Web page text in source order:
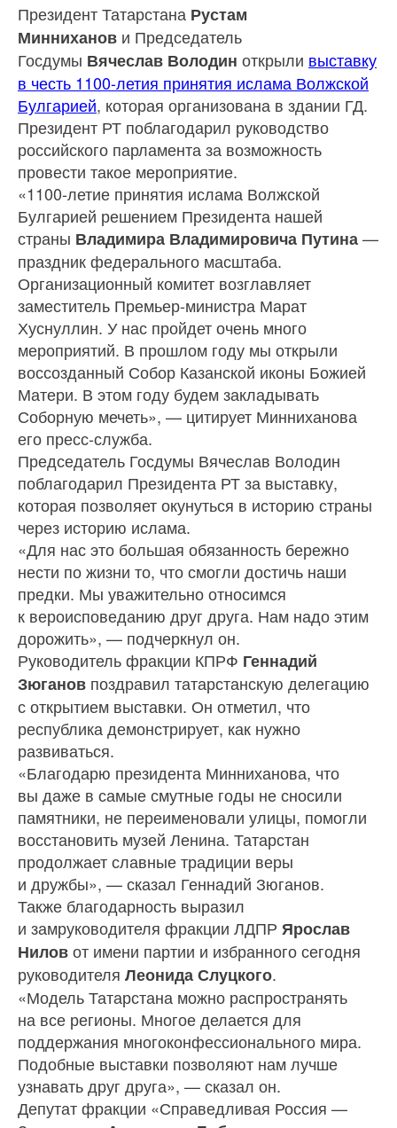
Президент Татарстана Рустам
Минниханов и Председатель
Госдумы Вячеслав Володин открыли выставку
в честь 1100-летия принятия ислама Волжской
Булгарией, которая организована в здании ГД.
Президент РТ поблагодарил руководство
российского парламента за возможность
провести такое мероприятие.
«1100-летие принятия ислама Волжской
Булгарией решением Президента нашей
страны Владимира Владимировича Путина—
праздник федерального масштаба.
Организационный комитет возглавляет
заместитель Премьер-министра Марат
Хуснуллин. У нас пройдет очень много
мероприятий. В прошлом году мы открыли
воссозданный Собор Казанской иконы Божией
Матери. В этом году будем закладывать
Соборную мечеть», — цитирует Минниханова
его пресс-служба.
Председатель Госдумы Вячеслав Володин
поблагодарил Президента РТ за выставку,
которая позволяет окунуться в историю страны
через историю ислама.
«Для нас это большая обязанность бережно
нести по жизни то, что смогли достичь наши
предки. Мы уважительно относимся
к вероисповеданию друг друга. Нам надо этим
дорожить», — подчеркнул он.
Руководитель фракции КПРФ Геннадий
Зюганов поздравил татарстанскую делегацию
с открытием выставки. Он отметил, что
республика демонстрирует, как нужно
развиваться.
«Благодарю президента Минниханова, что
вы даже в самые смутные годы не сносили
памятники, не переименовали улицы, помогли
восстановить музей Ленина. Татарстан
продолжает славные традиции веры
и дружбы», — сказал Геннадий Зюганов.
Также благодарность выразил
и замруководителя фракции ЛДПР Ярослав
Ниловот имени партии и избранного сегодня
руководителя Леонида Слуцкого.
«Модель Татарстана можно распространять
на все регионы. Многое делается для
поддержания многоконфессионального мира.
Подобные выставки позволяют нам лучше
узнавать друг друга», — сказал он.
Депутат фракции «Справедливая Россия —